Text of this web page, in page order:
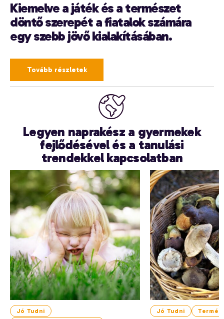
Kiemelve a játék és a természet
döntő szerepét a fiatalok számára
egy szebb jövő kialakításában.
Tovább részletek
Legyen naprakész a gyermekek
fejlődésével és a tanulási
trendekkel kapcsolatban
Jó Tudni
Jó Tudni